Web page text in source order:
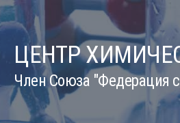
ЦЕНТР
Член Союза "Федерация